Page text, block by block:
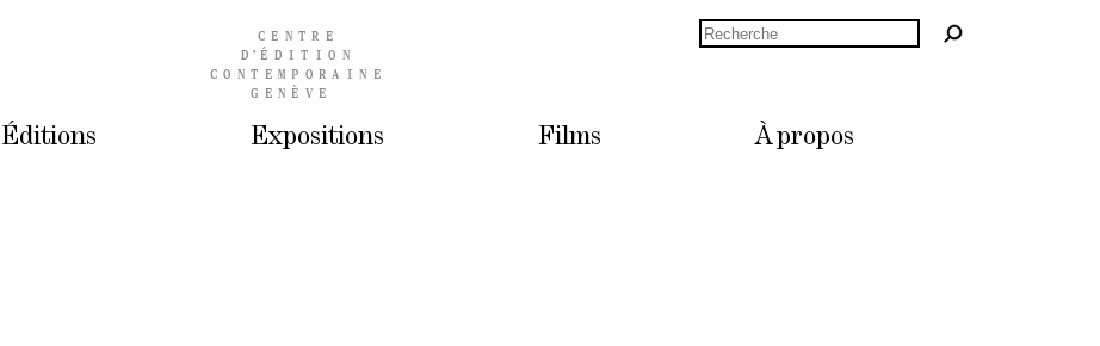
CENTRE
D’ÉDITION
CONTEMPORAINE
GENÈVE
Éditions Expositions Films À propos
Jason Dodge
Trisha Donnelly
Céline Duval
Rechercher